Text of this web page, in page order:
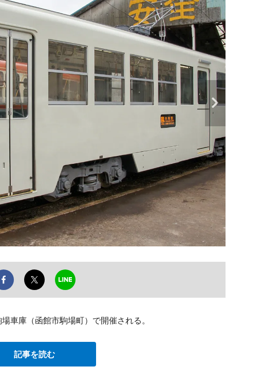
車庫（函館市駒場町）で開催される。
記事を読む